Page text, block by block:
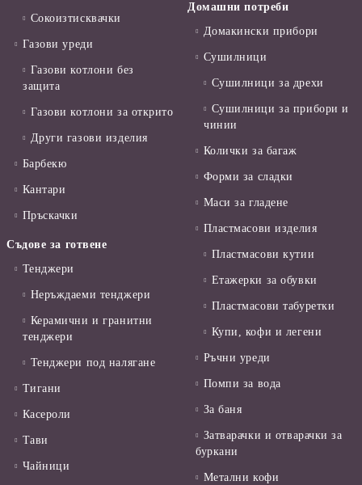
Сокоизтисквачки
Газови уреди
Газови котлони без
защита
Газови котлони за открито
Други газови изделия
Барбекю
Кантари
Пръскачки
Съдове за готвене
Тенджери
Неръждаеми тенджери
Керамични и гранитни
тенджери
Тенджери под налягане
Тигани
Касероли
Тави
Чайници
Домашни потреби
Домакински прибори
Сушилници
Сушилници за дрехи
Сушилници за прибори и
чинии
Колички за багаж
Форми за сладки
Маси за гладене
Пластмасови изделия
Пластмасови кутии
Етажерки за обувки
Пластмасови табуретки
Купи, кофи и легени
Ръчни уреди
Помпи за вода
За баня
Затварачки и отварачки за
буркани
Метални кофи